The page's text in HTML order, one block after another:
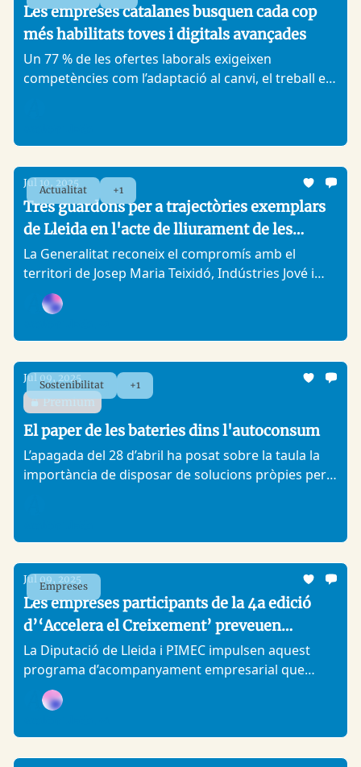
Les empreses catalanes busquen cada cop
més habilitats toves i digitals avançades
Un 77 % de les ofertes laborals exigeixen
competències com l’adaptació al canvi, el treball en
Actualitat +1
Jul 10, 2025
Tres guardons per a trajectòries exemplars
de Lleida en l'acte de lliurament de les
medalles i plaques al treball President Macià
2025
La Generalitat reconeix el compromís amb el
territori de Josep Maria Teixidó, Indústries Jové i
Balasch i la cooperativa Fruitona d’Aitona
Sostenibilitat +1
Jul 09, 2025
Premium
El paper de les bateries dins l'autoconsum
L’apagada del 28 d’abril ha posat sobre la taula la
importància de disposar de solucions pròpies per
Empreses
Jul 09, 2025
Les empreses participants de la 4a edició
d’‘Accelera el Creixement’ preveuen
augmentar en una mitjana del 27% la seva
facturació
La Diputació de Lleida i PIMEC impulsen aquest
programa d’acompanyament empresarial que
consolida resultats i reforça la competitivitat de les
pimes de Ponent